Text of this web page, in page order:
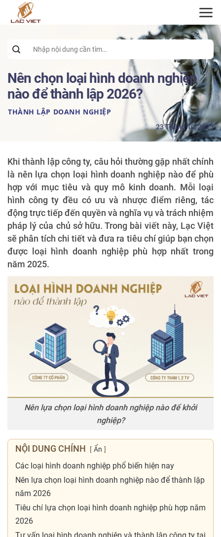
for:
Nên chọn loại hình doanh nghiệp
nào để thành lập 2026?
THÀNH LẬP DOANH NGHIỆP
23 Tháng 10, 2025
Khi thành lập công ty, câu hỏi thường gặp nhất chính
là nên lựa chọn loại hình doanh nghiệp nào để phù
hợp với mục tiêu và quy mô kinh doanh. Mỗi loại
hình công ty đều có ưu và nhược điểm riêng, tác
động trực tiếp đến quyền và nghĩa vụ và trách nhiệm
pháp lý của chủ sở hữu. Trong bài viết này, Lạc Việt
sẽ phân tích chi tiết và đưa ra tiêu chí giúp bạn chọn
được loại hình doanh nghiệp phù hợp nhất trong
năm 2025.
Nên lựa chọn loại hình doanh nghiệp nào để khởi
nghiệp?
NỘI DUNG CHÍNH Ẩn
Các loại hình doanh nghiệp phổ biến hiện nay
Nên lựa chọn loại hình doanh nghiệp nào để thành lập
năm 2026
Tiêu chí lựa chọn loại hình doanh nghiệp phù hợp năm
2026